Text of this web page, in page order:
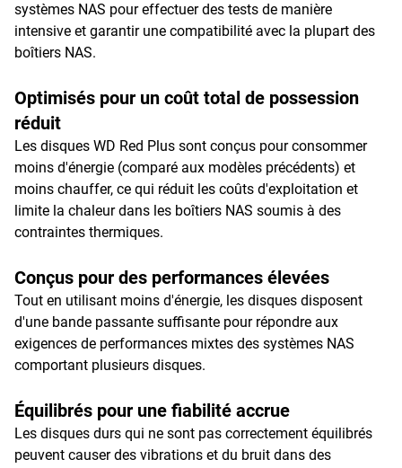
systèmes NAS pour effectuer des tests de manière
intensive et garantir une compatibilité avec la plupart des
boîtiers NAS.
Optimisés pour un coût total de possession
réduit
Les disques WD Red Plus sont conçus pour consommer
moins d'énergie (comparé aux modèles précédents) et
moins chauffer, ce qui réduit les coûts d'exploitation et
limite la chaleur dans les boîtiers NAS soumis à des
contraintes thermiques.
Conçus pour des performances élevées
Tout en utilisant moins d'énergie, les disques disposent
d'une bande passante suffisante pour répondre aux
exigences de performances mixtes des systèmes NAS
comportant plusieurs disques.
Équilibrés pour une fiabilité accrue
Les disques durs qui ne sont pas correctement équilibrés
peuvent causer des vibrations et du bruit dans des